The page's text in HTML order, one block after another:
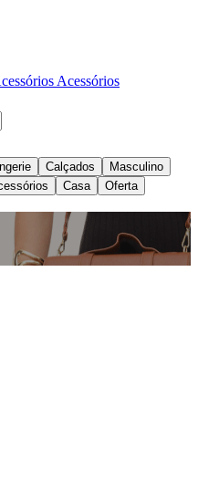
Acessórios
Calçados
Masculino
Casa Oferta